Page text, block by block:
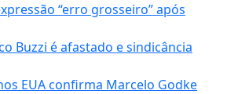
“erro grosseiro” após
Buzzi é afastado e sindicância
EUA confirma Marcelo Godke